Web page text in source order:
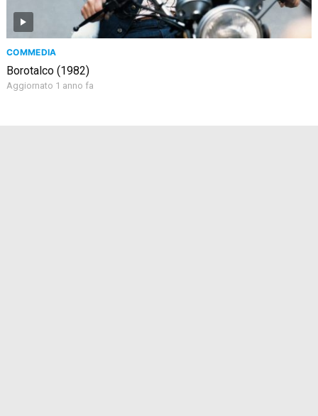
COMMEDIA
Borotalco (1982)
Aggiornato 1 anno fa